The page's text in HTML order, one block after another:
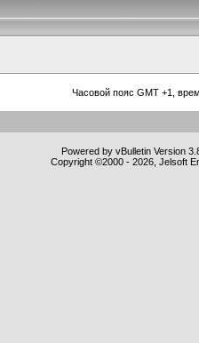
Часовой пояс GMT +1,
Powered by vBulletin Version
Copyright ©2000 - 2026, Jelsoft